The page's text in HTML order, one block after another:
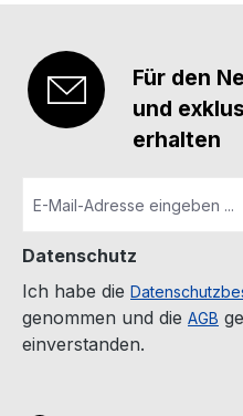
Für den
und
erhalten
Datenschutz
Ich habe die
genommen und die AGB
einverstanden.